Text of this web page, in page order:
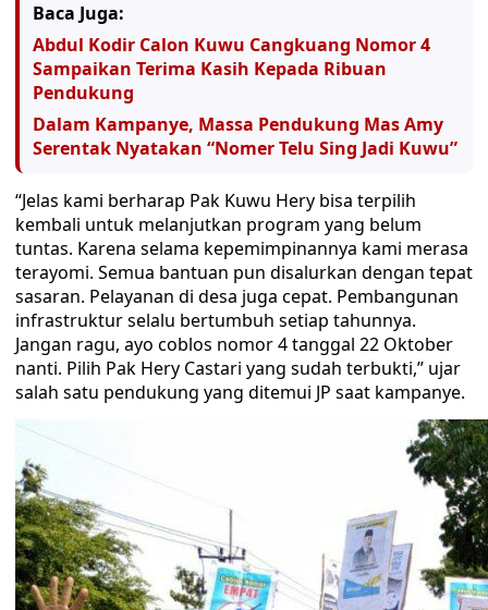
Baca Juga:
Abdul Kodir Calon Kuwu Cangkuang Nomor 4
Sampaikan Terima Kasih Kepada Ribuan
Pendukung
Dalam Kampanye, Massa Pendukung Mas Amy
Serentak Nyatakan “Nomer Telu Sing Jadi Kuwu”
“Jelas kami berharap Pak Kuwu Hery bisa terpilih
kembali untuk melanjutkan program yang belum
tuntas. Karena selama kepemimpinannya kami merasa
terayomi. Semua bantuan pun disalurkan dengan tepat
sasaran. Pelayanan di desa juga cepat. Pembangunan
infrastruktur selalu bertumbuh setiap tahunnya.
Jangan ragu, ayo coblos nomor 4 tanggal 22 Oktober
nanti. Pilih Pak Hery Castari yang sudah terbukti,” ujar
salah satu pendukung yang ditemui JP saat kampanye.